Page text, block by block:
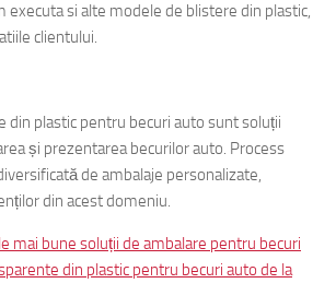
executa si alte modele de blistere din plastic,
clientului.
din plastic pentru becuri auto sunt soluții
și prezentarea becurilor auto. Process
de ambalaje personalizate,
din acest domeniu.
mai bune soluții de ambalare pentru becuri
din plastic pentru becuri auto de la